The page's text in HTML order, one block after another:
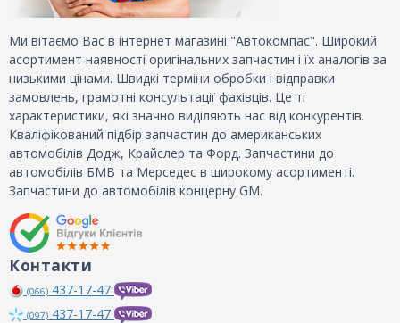
Ми вітаємо Вас в інтернет магазині "Автокомпас". Широкий
асортимент наявності оригінальних запчастин і їх аналогів за
низькими цінами. Швидкі терміни обробки і відправки
замовлень, грамотні консультації фахівців. Це ті
характеристики, які значно виділяють нас від конкурентів.
Кваліфікований підбір запчастин до американських
автомобілів Додж, Крайслер та Форд. Запчастини до
автомобілів БМВ та Мерседес в широкому асортименті.
Запчастини до автомобілів концерну GM.
Контакти
(066) 437-17-47
(097) 437-17-47